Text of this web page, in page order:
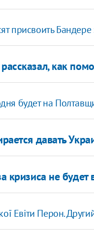
присвоить Бандере
как
будет на
давать
кризиса не
Евіти Перон.